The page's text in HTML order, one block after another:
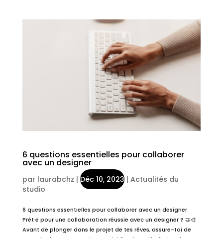
6 questions essentielles pour collaborer
avec un designer
par laurabchz | Déc 10, 2023| Actualités du
studio
6 questions essentielles pour collaborer avec un designer
Prêt·e pour une collaboration réussie avec un designer ? 🤝🎨
Avant de plonger dans le projet de tes rêves, assure-toi de